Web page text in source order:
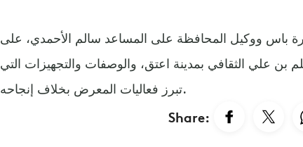
باس ووكيل المحافظة على المساعد سالم الأحمدي، على
علي الثقافي بمدينة اعتق، والوصفات والتجهيزات التي
تبرز فعاليات المعرض بخلاف إنجاحه.
Share: